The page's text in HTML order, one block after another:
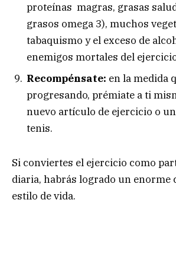
proteínas magras, grasas
grasos omega 3), muchos
tabaquismo y el exceso de
enemigos mortales del
Recompénsate: en la medida
progresando, prémiate a ti
nuevo artículo de ejercicio o
tenis.
Si conviertes el ejercicio como
diaria, habrás logrado un enorme
estilo de vida.